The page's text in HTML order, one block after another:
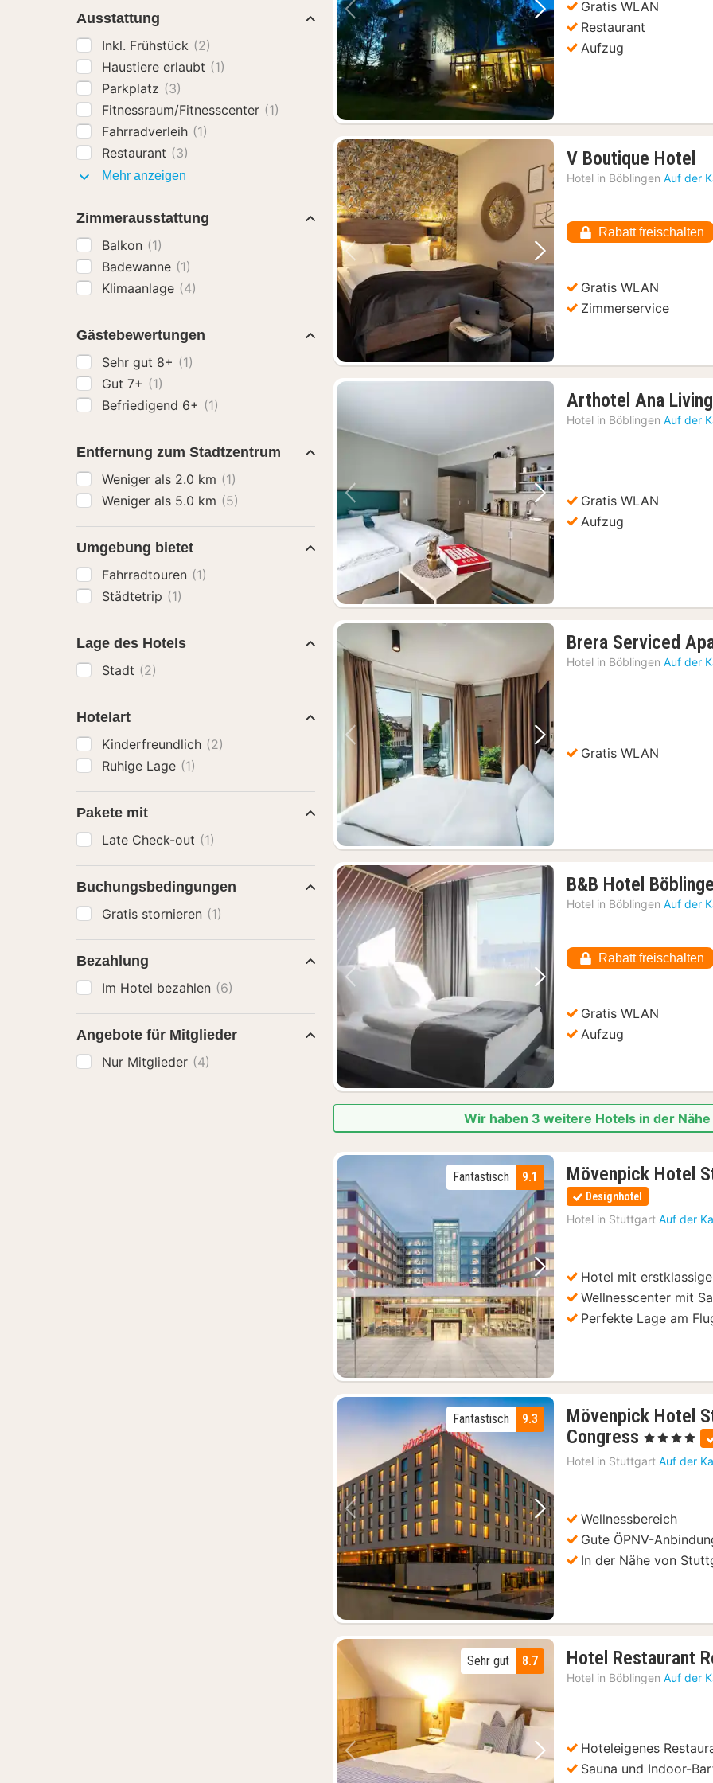
Vorheriges Bild Nächstes Bild
Gratis WLAN
Restaurant
Aufzug
Vorheriges Bild Nächstes Bild
V Boutique Hotel
€
Hotel in Böblingen Auf der
Rabatt freischalten
Gratis WLAN
Zimmerservice
Vorheriges Bild Nächstes Bild
Arthotel Ana Living
Hotel in Böblingen Auf der
Gratis WLAN
Aufzug
Vorheriges Bild Nächstes Bild
Brera Serviced
Hotel in Böblingen Auf der
Gratis WLAN
Vorheriges Bild Nächstes Bild
B&B Hotel
Hotel in Böblingen Auf der
Rabatt freischalten
Gratis WLAN
Aufzug
Wir haben 3 weitere Hotels in der
Vorheriges Bild Nächstes Bild
9.1
Fantastisch Mövenpick Hotel
Designhotel
Hotel in Stuttgart Auf der
Hotel mit
Wellnesscenter mit
Perfekte Lage am
Vorheriges Bild Nächstes Bild
9.3
Fantastisch
Mövenpick Hotel
Congress 2
Nächte
ab
€
, 4 Sterne
Hotel in Stuttgart Auf der
Wellnessbereich
Gute ÖPNV-
In der Nähe von
Vorheriges Bild Nächstes Bild
8.7
Sehr gut Hotel Restaurant
Hotel in Böblingen Auf der
Hoteleigenes
Sauna und Indoor-
Ausstattung
Inkl. Frühstück (2)
Haustiere erlaubt (1)
Parkplatz (3)
Fitnessraum/Fitnesscenter (1)
Fahrradverleih (1)
Restaurant (3)
Mehr anzeigen
Zimmerausstattung
Balkon (1)
Badewanne (1)
Klimaanlage (4)
Gästebewertungen
Sehr gut 8+ (1)
Gut 7+ (1)
Befriedigend 6+ (1)
Entfernung zum Stadtzentrum
Weniger als 2.0 km (1)
Weniger als 5.0 km (5)
Umgebung bietet
Fahrradtouren (1)
Städtetrip (1)
Lage des Hotels
Stadt (2)
Hotelart
Kinderfreundlich (2)
Ruhige Lage (1)
Pakete mit
Late Check-out (1)
Buchungsbedingungen
Gratis stornieren (1)
Bezahlung
Im Hotel bezahlen (6)
Angebote für Mitglieder
Nur Mitglieder (4)